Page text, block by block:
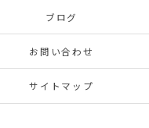
ブログ
お問い合わせ
サイトマップ